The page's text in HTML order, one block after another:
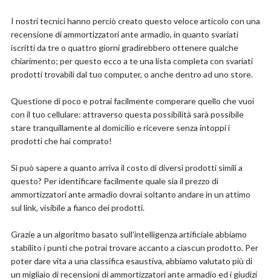
Compralo su Amazon.it
Scopri l'offerta
dalla camera da letto, dagli armadi e dalle porte.
Il design a forma di ala dell'aereo espande l'area di
contatto e aumenta la stabilità. Due diversi metodi di
installazione, non sono necessari strumenti aggiuntivi.
Devono solo essere avvitati. L'ammortizzatore della
per la casa.
Puoi utilizzare i chiudiporta in bagni, cucine, mobili,
uffici, scuole, altri tavoli, armadi, cassetti, ecc. Che
vengono utilizzati più spesso. Proteggi le tue porte
dallo sbattere, Riduci il rumore durante la chiusura di
Il prodotto è realizzato in plastica ABS di alta
qualità, robusto, facile da installare, facile da
combinare. La parte superiore è realizzata in silicone di
alta qualità, morbido e resistente. Può ridurre
per mobili possono soddisfare le tue diverse esigenze.
Compralo su Amazon.it
I nostri tecnici hanno perciò creato questo veloce articolo con una
recensione di ammortizzatori ante armadio, in quanto svariati
iscritti da tre o quattro giorni gradirebbero ottenere qualche
chiarimento; per questo ecco a te una lista completa con svariati
prodotti trovabili dal tuo computer, o anche dentro ad uno store.
Questione di poco e potrai facilmente comperare quello che vuoi
con il tuo cellulare: attraverso questa possibilità sarà possibile
stare tranquillamente al domicilio e ricevere senza intoppi i
prodotti che hai comprato!
Si può sapere a quanto arriva il costo di diversi prodotti simili a
questo? Per identificare facilmente quale sia il prezzo di
ammortizzatori ante armadio dovrai soltanto andare in un attimo
sul link, visibile a fianco dei prodotti.
Grazie a un algoritmo basato sull'intelligenza artificiale abbiamo
stabilito i punti che potrai trovare accanto a ciascun prodotto. Per
poter dare vita a una classifica esaustiva, abbiamo valutato più di
un migliaio di recensioni di ammortizzatori ante armadio ed i giudizi